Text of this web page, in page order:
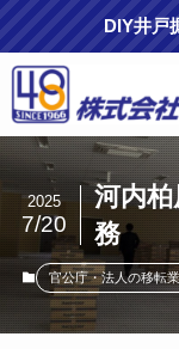
DIY井戸
河内
務
2025
7/20
官公庁・法人の移転